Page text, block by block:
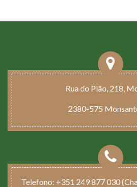
Rua do Pião, 218,
2380-575
Telefono: +351 249 877 030